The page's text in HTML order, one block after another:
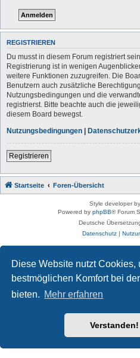
Diese Website nutzt Cookies,
bestmöglichen Komfort bei
bieten. Mehr erfahren
Verstanden!
REGISTRIEREN
Du musst in diesem Forum registriert
Registrierung ist in wenigen
weitere Funktionen zuzugreifen. Die
Benutzern auch zusätzliche
Nutzungsbedingungen und die
registrierst. Bitte beachte auch die
diesem Board bewegst.
Nutzungsbedingungen |
Registrieren
Startseite Foren-Übersicht
Style developer by
Powered by phpBB® Forum
Deutsche
Datenschutz|